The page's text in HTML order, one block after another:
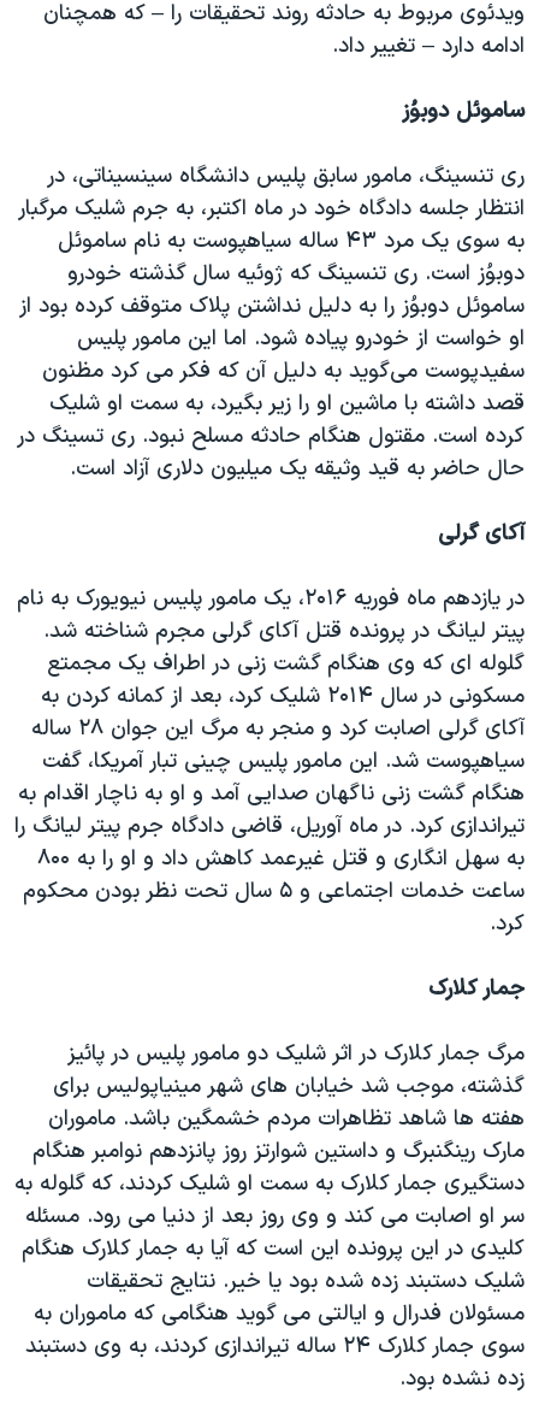
ویدئوی مربوط به حادثه روند تحقیقات را – که همچنان
ادامه دارد – تغییر داد.
ساموئل دوبوُز
ری تنسینگ، مامور سابق پلیس دانشگاه سینسیناتی، در
انتظار جلسه دادگاه خود در ماه اکتبر، به جرم شلیک مرگبار
به سوی یک مرد ۴۳ ساله سیاهپوست به نام ساموئل
دوبوُز است. ری تنسینگ که ژوئیه سال گذشته خودرو
ساموئل دوبوُز را به دلیل نداشتن پلاک متوقف کرده بود از
او خواست از خودرو پیاده شود. اما این مامور پلیس
سفیدپوست می‌گوید به دلیل آن که فکر می کرد مظنون
قصد داشته با ماشین او را زیر بگیرد، به سمت او شلیک
کرده است. مقتول هنگام حادثه مسلح نبود. ری تسینگ در
حال حاضر به قید وثیقه یک میلیون دلاری آزاد است.
آکای گرلی
در یازدهم ماه فوریه ۲۰۱۶، یک مامور پلیس نیویورک به نام
پیتر لیانگ در پرونده قتل آکای گرلی مجرم شناخته شد.
گلوله ای که وی هنگام گشت زنی در اطراف یک مجمتع
مسکونی در سال ۲۰۱۴ شلیک کرد، بعد از کمانه کردن به
آکای گرلی اصابت کرد و منجر به مرگ این جوان ۲۸ ساله
سیاهپوست شد. این مامور پلیس چینی تبار آمریکا، گفت
هنگام گشت زنی ناگهان صدایی آمد و او به ناچار اقدام به
تیراندازی کرد. در ماه آوریل، قاضی دادگاه جرم پیتر لیانگ را
به سهل انگاری و قتل غیرعمد کاهش داد و او را به ۸۰۰
ساعت خدمات اجتماعی و ۵ سال تحت نظر بودن محکوم
کرد.
جمار کلارک
مرگ جمار کلارک در اثر شلیک دو مامور پلیس در پائیز
گذشته، موجب شد خیابان های شهر مینیاپولیس برای
هفته ها شاهد تظاهرات مردم خشمگین باشد. ماموران
مارک رینگنبرگ و داستین شوارتز روز پانزدهم نوامبر هنگام
دستگیری جمار کلارک به سمت او شلیک کردند، که گلوله به
سر او اصابت می کند و وی روز بعد از دنیا می رود. مسئله
کلیدی در این پرونده این است که آیا به جمار کلارک هنگام
شلیک دستبند زده شده بود یا خیر. نتایج تحقیقات
مسئولان فدرال و ایالتی می گوید هنگامی که ماموران به
سوی جمار کلارک ۲۴ ساله تیراندازی کردند، به وی دستبند
زده نشده بود.